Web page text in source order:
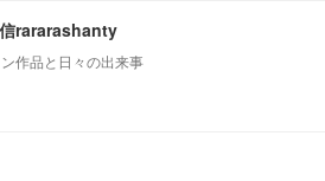
rararashanty
作品と日々の出来事